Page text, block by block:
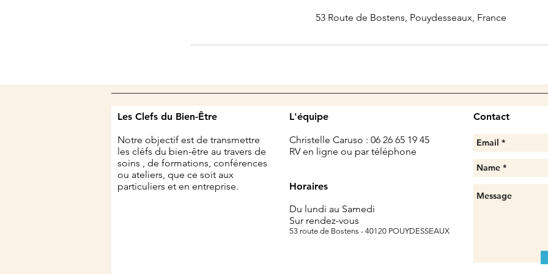
53 Route de Bostens, Pouydesseaux, France
Les Clefs du Bien-Être
Notre objectif est de transmettre
les cléfs du bien-être au travers de
soins , de formations, conférences
ou ateliers, que ce soit aux
particuliers et en entreprise.
L'équipe
​Christelle Caruso : 06 26 65 19 45
RV en ligne ou par téléphone
Horaires
Du lundi au Samedi
Sur rendez-vous
53 route de Bostens - 40120 POUYDESSEAUX
Contact